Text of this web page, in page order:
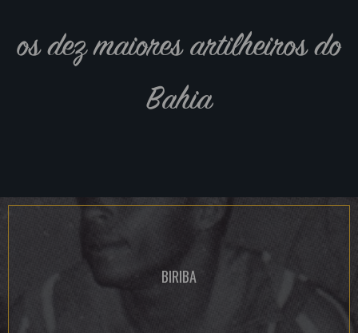
os dez maiores artilheiros do
Bahia
BIRIBA